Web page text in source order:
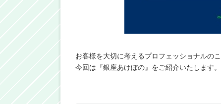
お客様を大切に考えるプロフェッショナルの
今回は『銀座あけぼの』をご紹介いたします。